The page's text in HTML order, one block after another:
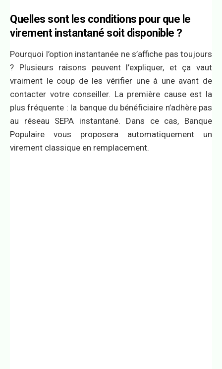
Quelles sont les conditions pour que le
virement instantané soit disponible ?
Pourquoi l’option instantanée ne s’affiche pas toujours
? Plusieurs raisons peuvent l’expliquer, et ça vaut
vraiment le coup de les vérifier une à une avant de
contacter votre conseiller. La première cause est la
plus fréquente : la banque du bénéficiaire n’adhère pas
au réseau SEPA instantané. Dans ce cas, Banque
Populaire vous proposera automatiquement un
virement classique en remplacement.